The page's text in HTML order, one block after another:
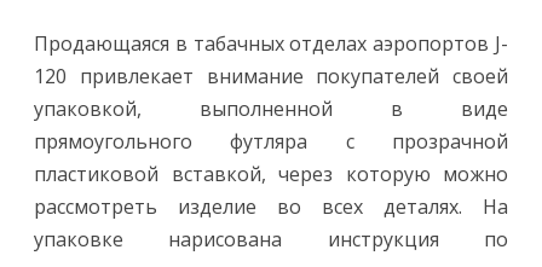
Продающаяся в табачных отделах аэропортов J-
120 привлекает внимание покупателей своей
упаковкой, выполненной в виде
прямоугольного футляра с прозрачной
пластиковой вставкой, через которую можно
рассмотреть изделие во всех деталях. На
упаковке нарисована инструкция по